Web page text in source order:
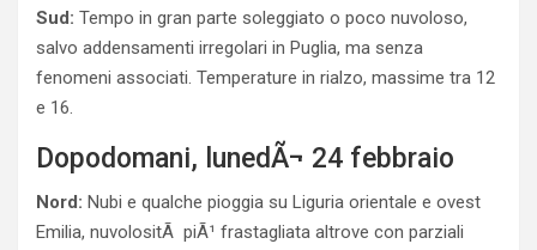
Sud: Tempo in gran parte soleggiato o poco nuvoloso,
salvo addensamenti irregolari in Puglia, ma senza
fenomeni associati. Temperature in rialzo, massime tra 12
e 16.
Dopodomani, lunedÃ¬ 24 febbraio
Nord: Nubi e qualche pioggia su Liguria orientale e ovest
Emilia, nuvolositÃ piÃ¹ frastagliata altrove con parziali